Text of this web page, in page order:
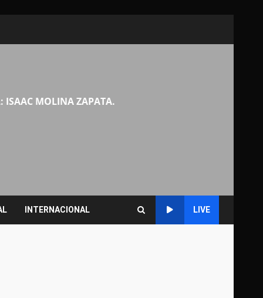
ISAAC MOLINA ZAPATA.
INTERNACIONAL LIVE